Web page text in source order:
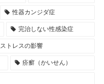
性器カンジダ症
完治しない性感染症
ストレスの影響
疥癬（かいせん）